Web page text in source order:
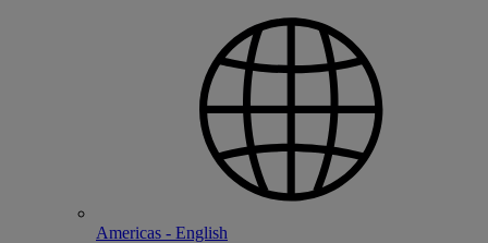
Americas - English